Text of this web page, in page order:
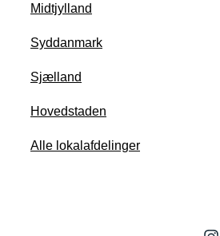
Midtjylland
Syddanmark
Sjælland
Hovedstaden
Alle lokalafdelinger